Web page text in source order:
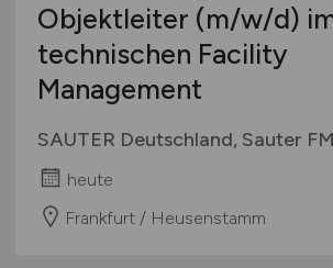
Objektleiter (m/w/d)
technischen Facility
Management
SAUTER Deutschland, Sauter
heute
Frankfurt / Heusenstamm